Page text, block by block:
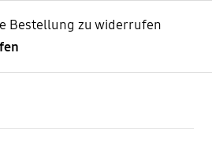
Bestellung zu widerrufen